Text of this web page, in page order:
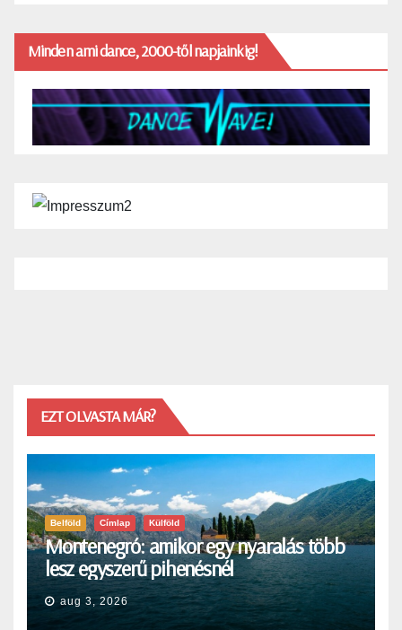
Minden ami dance, 2000-től napjainkig!
EZT OLVASTA MÁR?
Belföld Címlap Külföld
Montenegró: amikor egy nyaralás több
lesz egyszerű pihenésnél
aug 3, 2026